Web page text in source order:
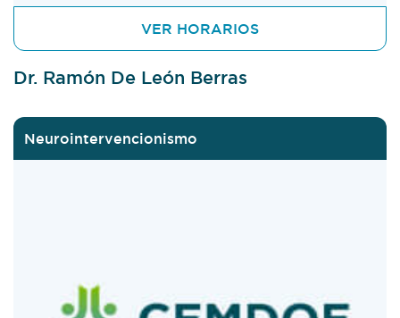
VER HORARIOS
Dr. Ramón De León Berras
Neurointervencionismo